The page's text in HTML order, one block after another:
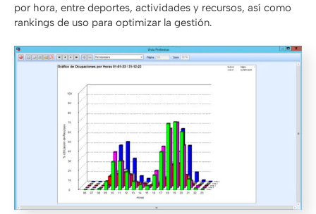
por hora, entre deportes, actividades y recursos, así como
rankings de uso para optimizar la gestión.